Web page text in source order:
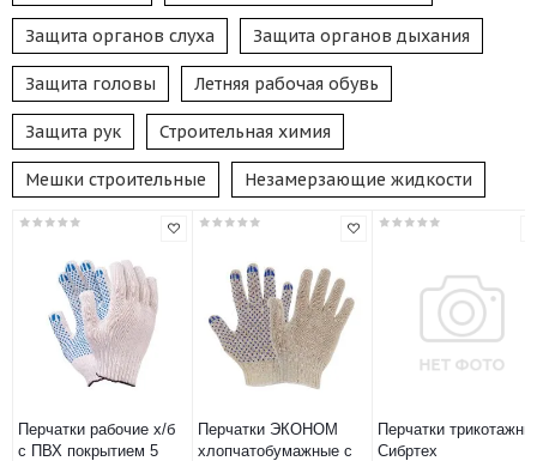
Защита органов слуха Защита органов дыхания
Защита головы Летняя рабочая обувь
Защита рук Строительная химия
Мешки строительные Незамерзающие жидкости
Перчатки рабочие х/б
с ПВХ покрытием 5
Перчатки ЭКОНОМ
хлопчатобумажные с
Перчатки
Сибртех